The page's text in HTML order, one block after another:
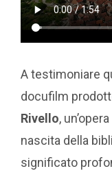
A testimoniare
docufilm
Rivello,
nascita della
significato